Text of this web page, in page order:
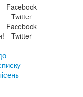
Facebook
Twitter
Facebook
Twitter